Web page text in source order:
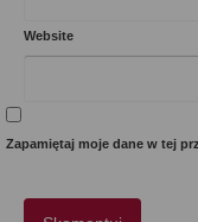
Website
Zapamiętaj moje dane w tej